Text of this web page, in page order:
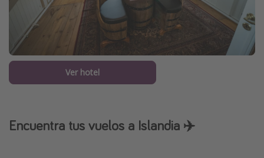
Ver hotel
Encuentra tus vuelos a Islandia ✈️